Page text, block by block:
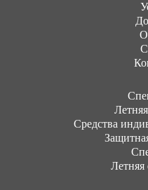
Средства
Летняя